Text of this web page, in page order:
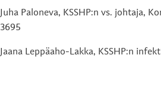
Juha Paloneva, KSSHP:n vs. johtaja,
3695
Jaana Leppäaho-Lakka, KSSHP:n